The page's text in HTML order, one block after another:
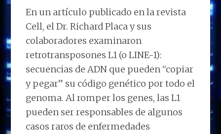
En un artículo publicado en la revista
Cell, el Dr. Richard Placa y sus
colaboradores examinaron
retrotransposones L1 (o LINE-1):
secuencias de ADN que pueden “copiar
y pegar” su código genético por todo el
genoma. Al romper los genes, las L1
pueden ser responsables de algunos
casos raros de enfermedades